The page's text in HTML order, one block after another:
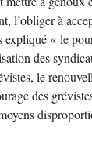
l’obliger à
expliqué « le
des
le
des